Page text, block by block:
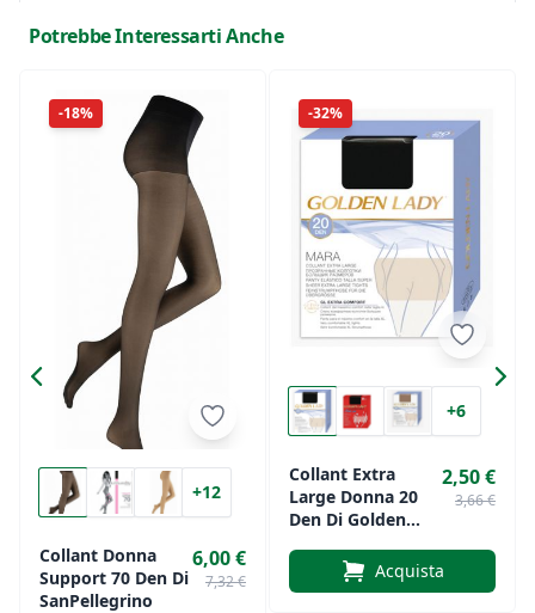
l'accessorio ideale per chi non vuole rinunciare a
comfort e classe in ogni momento della giornata.
Potrebbe Interessarti Anche
-18%
+12
Collant Donna
Support 70 Den Di
SanPellegrino
6,00 €
7,32 €
-32%
+6
Collant Extra
Large Donna 20
Den Di Golden
2,50 €
3,66 €
Acquista